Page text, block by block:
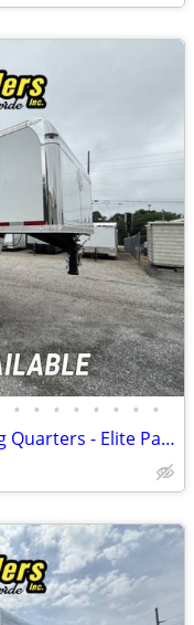
• • • • • • • •
NEW 2026 8.5x50 Sportsman Living Quarters - Elite Package